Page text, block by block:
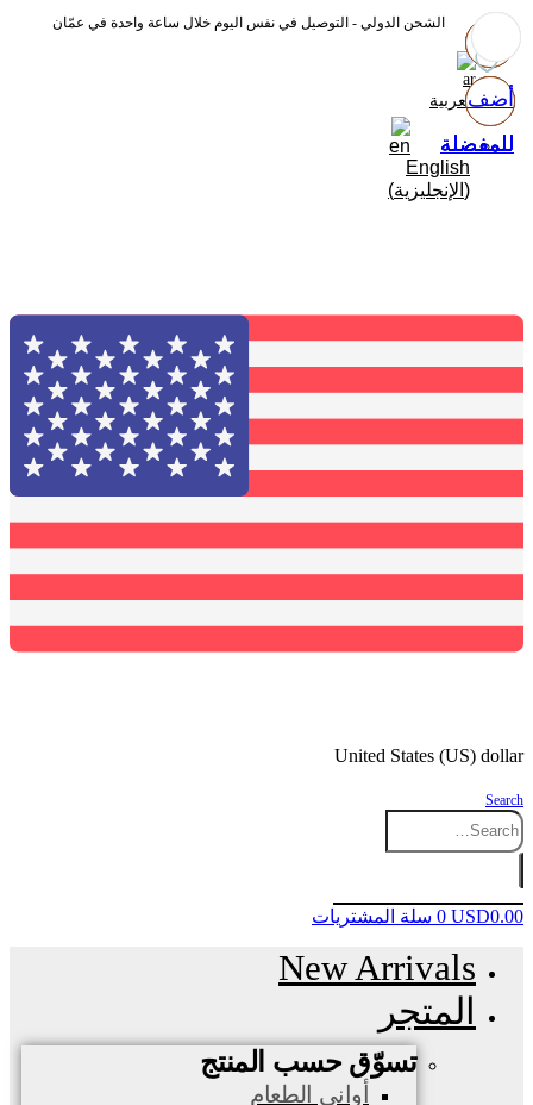
الشحن الدولي - التوصيل في نفس اليوم خلال ساعة واحدة في عمّان
العربية
English
( الإنجليزية)
United States (US) dollar
Search
USD0.00
0 سلة المشتريات
New Arrivals
المتجر
تسوّق حسب المنتج
أواني الطعام
أضف
للمفضلة
أضف
للمفضلة
أضف
للمفضلة
أضف
للمفضلة